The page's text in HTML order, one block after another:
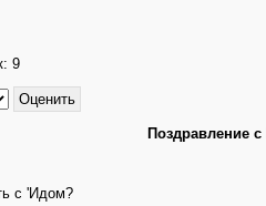
9
Поздравление
с 'Идом?